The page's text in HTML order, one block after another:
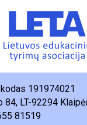
191974021
84, LT-92294
81519